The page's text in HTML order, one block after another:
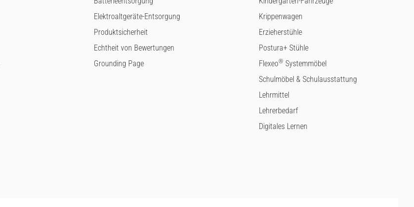
Elektroaltgeräte-Entsorgung
Produktsicherheit
Echtheit von Bewertungen
Grounding Page
Krippenwagen
Erzieherstühle
Postura+ Stühle
Flexeo® Systemmöbel
Schulmöbel & Schulausstattung
Lehrmittel
Lehrerbedarf
Digitales Lernen